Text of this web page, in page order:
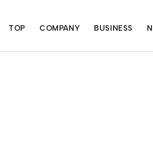
TOP COMPANY BUSINESS